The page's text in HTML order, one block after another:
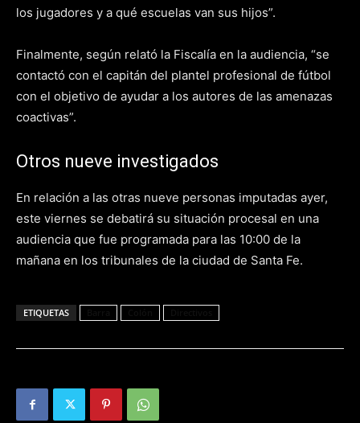
los jugadores y a qué escuelas van sus hijos”.
Finalmente, según relató la Fiscalía en la audiencia, “se
contactó con el capitán del plantel profesional de fútbol
con el objetivo de ayudar a los autores de las amenazas
coactivas”.
Otros nueve investigados
En relación a las otras nueve personas imputadas ayer,
este viernes se debatirá su situación procesal en una
audiencia que fue programada para las 10:00 de la
mañana en los tribunales de la ciudad de Santa Fe.
ETIQUETAS